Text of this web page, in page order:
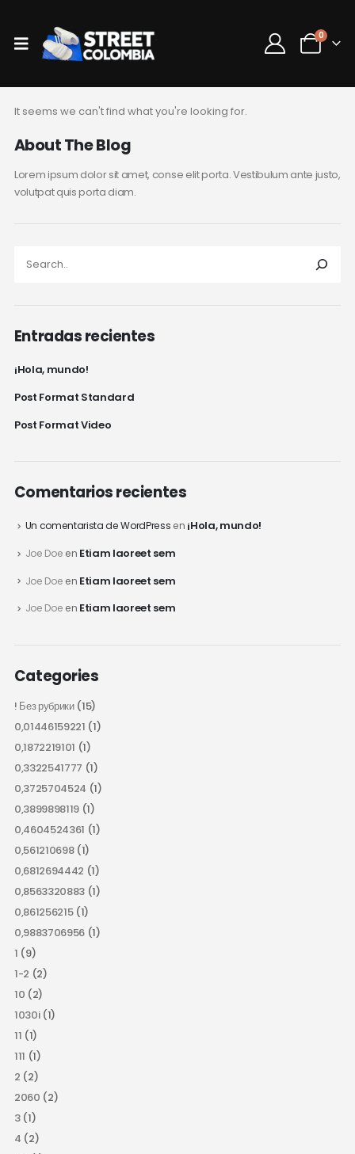
0
It seems we can't find what you're looking for.
About The Blog
Lorem ipsum dolor sit amet, conse elit porta. Vestibulum ante justo,
volutpat quis porta diam.
Entradas recientes
¡Hola, mundo!
Post Format Standard
Post Format Video
Comentarios recientes
Un comentarista de WordPress en ¡Hola, mundo!
Joe Doe en Etiam laoreet sem
Joe Doe en Etiam laoreet sem
Joe Doe en Etiam laoreet sem
Categories
! Без рубрики(15)
0,01446159221 (1)
0,1872219101 (1)
0,3322541777 (1)
0,3725704524 (1)
0,3899898119 (1)
0,4604524361 (1)
0,561210698(1)
0,6812694442 (1)
0,8563320883 (1)
0,861256215(1)
0,9883706956 (1)
1 (9)
1-2 (2)
10 (2)
1030i(1)
11 (1)
111 (1)
2 (2)
2060 (2)
3(1)
4 (2)